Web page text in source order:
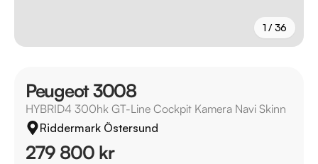
1 / 36
Peugeot 3008
HYBRID4 300hk GT-Line Cockpit Kamera Navi Skinn
Riddermark Östersund
279 800 kr